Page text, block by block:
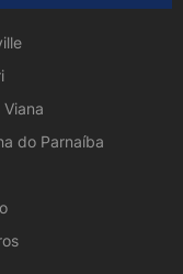
Viana
do Parnaíba